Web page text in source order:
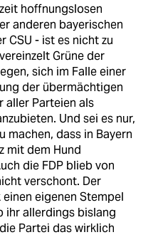
hoffnungslosen
anderen bayerischen
CSU - ist es nicht zu
Grüne der
sich im Falle einer
der übermächtigen
aller Parteien als
Und sei es nur,
machen, dass in Bayern
mit dem Hund
die FDP blieb von
verschont. Der
eigenen Stempel
ihr allerdings bislang
Partei das wirklich